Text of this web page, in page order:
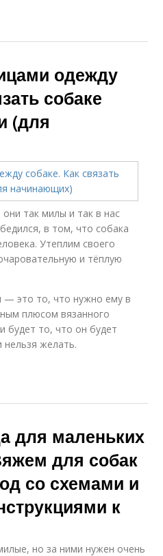
одежду
собаке
(для
так милы и так в нас
в том, что собака
Утеплим своего
и тёплую
— это то, что нужно ему в
плюсом вязанного
будет то, что он будет
нельзя желать.
для маленьких
для собак
со схемами и
к
но за ними нужен очень